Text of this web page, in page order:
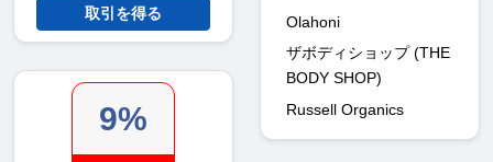
取引を得る
9%
Olahoni
ザボディショップ (THE
BODY SHOP)
Russell Organics